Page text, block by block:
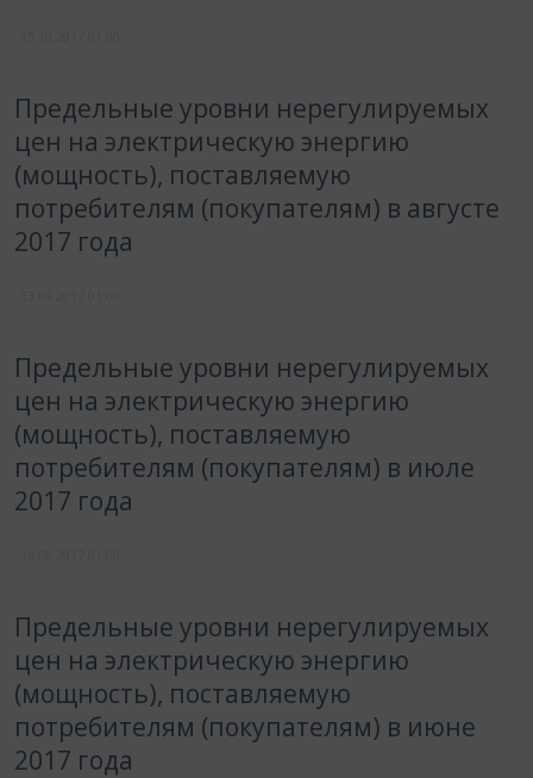
Предельные уровни нерегулируемых
цен на электрическую энергию
(мощность), поставляемую
потребителям (покупателям) в августе
2017 года
Предельные уровни нерегулируемых
цен на электрическую энергию
(мощность), поставляемую
потребителям (покупателям) в июле
2017 года
Предельные уровни нерегулируемых
цен на электрическую энергию
(мощность), поставляемую
потребителям (покупателям) в июне
2017 года